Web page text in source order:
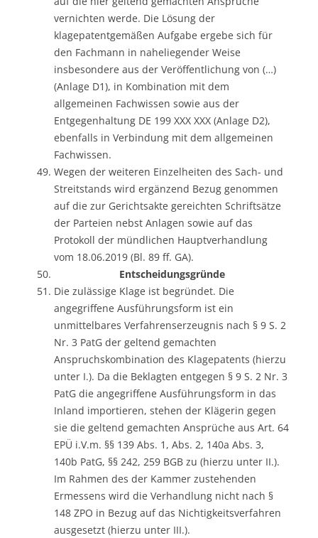
vernichten werde. Die Lösung der
klagepatentgemäßen Aufgabe ergebe sich für
den Fachmann in naheliegender Weise
insbesondere aus der Veröffentlichung von (…)
(Anlage D1), in Kombination mit dem
allgemeinen Fachwissen sowie aus der
Entgegenhaltung DE 199 XXX XXX (Anlage D2),
ebenfalls in Verbindung mit dem allgemeinen
Fachwissen.
Wegen der weiteren Einzelheiten des Sach- und
Streitstands wird ergänzend Bezug genommen
auf die zur Gerichtsakte gereichten Schriftsätze
der Parteien nebst Anlagen sowie auf das
Protokoll der mündlichen Hauptverhandlung
vom 18.06.2019 (Bl. 89 ff. GA).
Entscheidungsgründe
Die zulässige Klage ist begründet. Die
angegriffene Ausführungsform ist ein
unmittelbares Verfahrenserzeugnis nach § 9 S. 2
Nr. 3 PatG der geltend gemachten
Anspruchskombination des Klagepatents (hierzu
unter I.). Da die Beklagten entgegen § 9 S. 2 Nr. 3
PatG die angegriffene Ausführungsform in das
Inland importieren, stehen der Klägerin gegen
sie die geltend gemachten Ansprüche aus Art. 64
EPÜ i.V.m. §§ 139 Abs. 1, Abs. 2, 140a Abs. 3,
140b PatG, §§ 242, 259 BGB zu (hierzu unter II.).
Im Rahmen des der Kammer zustehenden
Ermessens wird die Verhandlung nicht nach §
148 ZPO in Bezug auf das Nichtigkeitsverfahren
ausgesetzt (hierzu unter III.).